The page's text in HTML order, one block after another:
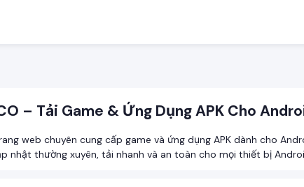
– Tải Game & Ứng Dụng APK Cho
web chuyên cung cấp game và ứng dụng APK dành cho
nhật thường xuyên, tải nhanh và an toàn cho mọi thiết bị